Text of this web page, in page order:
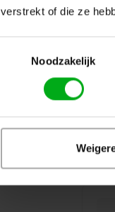
verstrekt of die ze
Noodzakelijk